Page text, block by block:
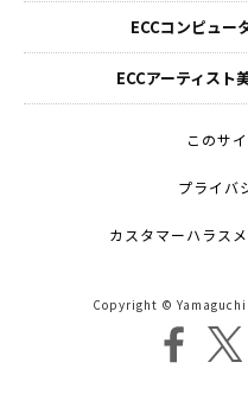
ECCコンピュー
ECCアーティスト
このサ
プライバ
カスタマーハラス
Copyright ©